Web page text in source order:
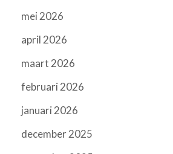
mei 2026
april 2026
maart 2026
februari 2026
januari 2026
december 2025